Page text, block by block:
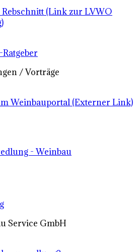
Rebschnitt (Link zur LVWO
/ Vorträge
Weinbauportal (Externer Link)
- Weinbau
Service GmbH